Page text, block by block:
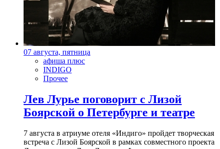
07 августа, пятница
афиша плюс
INDIGO
Прочее
Лев Лурье поговорит с Лизой
Боярской о Петербурге и театре
7 августа в атриуме отеля «Индиго» пройдет творческая
встреча с Лизой Боярской в рамках совместного проекта